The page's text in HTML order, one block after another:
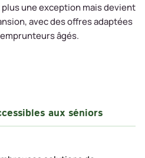
une exception mais devient
avec des offres adaptées
âgés.
aux séniors